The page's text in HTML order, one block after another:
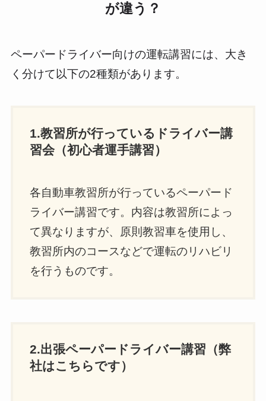
が違う？
ペーパードライバー向けの運転講習には、大き
く分けて以下の2種類があります。
1.教習所が行っているドライバー講
習会（初心者運手講習）
各自動車教習所が行っているペーパード
ライバー講習です。内容は教習所によっ
て異なりますが、原則教習車を使用し、
教習所内のコースなどで運転のリハビリ
を行うものです。
2.出張ペーパードライバー講習（弊
社はこちらです）